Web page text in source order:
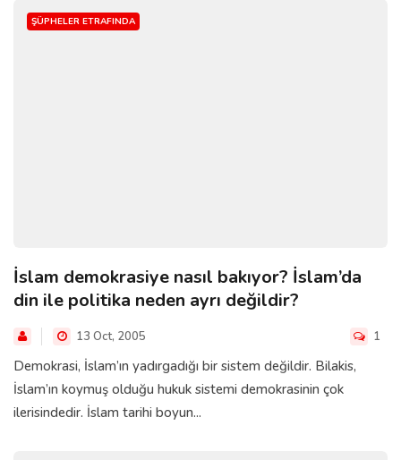
ŞÜPHELER ETRAFINDA
İslam demokrasiye nasıl bakıyor? İslam’da
din ile politika neden ayrı değildir?
13 Oct, 2005 1
Demokrasi, İslam’ın yadırgadığı bir sistem değildir. Bilakis,
İslam’ın koymuş olduğu hukuk sistemi demokrasinin çok
ilerisindedir. İslam tarihi boyun...